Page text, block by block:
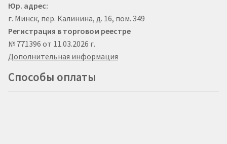
Юр. адрес:
г. Минск, пер. Калинина, д. 16, пом. 349
Регистрация в торговом реестре
№ 771396 от 11.03.2026 г.
Дополнительная информация
Способы оплаты